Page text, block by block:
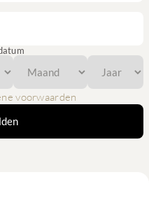
voorwaarden